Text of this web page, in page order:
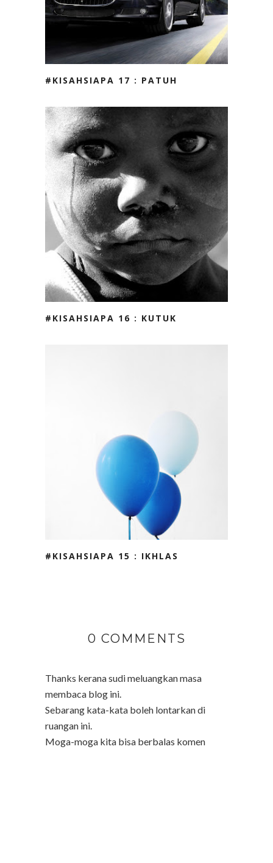
#KISAHSIAPA 17 : PATUH
#KISAHSIAPA 16 : KUTUK
#KISAHSIAPA 15 : IKHLAS
0 COMMENTS
Thanks kerana sudi meluangkan masa
membaca blog ini.
Sebarang kata-kata boleh lontarkan di
ruangan ini.
Moga-moga kita bisa berbalas komen